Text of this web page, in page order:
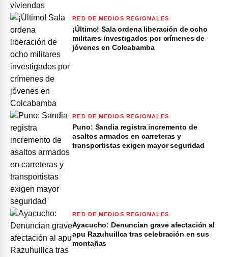
RED DE MEDIOS REGIONALES
¡Último! Sala ordena liberación de ocho
militares investigados por crímenes de
jóvenes en Colcabamba
RED DE MEDIOS REGIONALES
Puno: Sandia registra incremento de
asaltos armados en carreteras y
transportistas exigen mayor seguridad
RED DE MEDIOS REGIONALES
Ayacucho: Denuncian grave afectación al
apu Razuhuillca tras celebración en sus
montañas